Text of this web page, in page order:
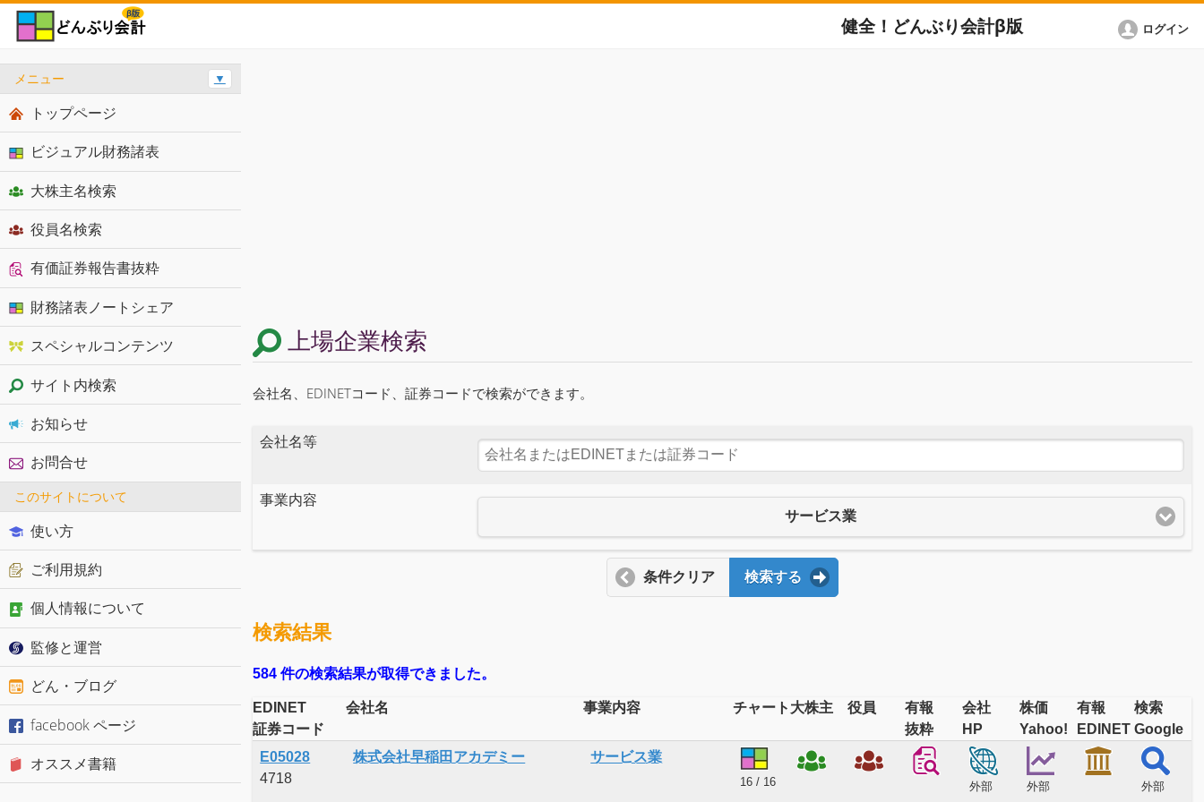
健全！どんぶり会計β版 ログイン
上場企業検索
会社名、EDINETコード、証券コードで検索ができます。
会社名等
事業内容
サービス業
条件クリア 検索する
検索結果
584 件の検索結果が取得できました。
EDINET
証券コード
会社名 事業内容 チャート 大株主 役員
有報
抜粋
会社
HP
株価
Yahoo!
有報
EDINET
検索
Google
E05028
4718
株式会社早稲田アカデミー サービス業
16 / 16 外部 外部 外部
メニュー ▼
トップページ
ビジュアル財務諸表
大株主名検索
役員名検索
有価証券報告書抜粋
財務諸表ノートシェア
スペシャルコンテンツ
サイト内検索
お知らせ
お問合せ
このサイトについて
使い方
ご利用規約
個人情報について
監修と運営
どん・ブログ
facebook ページ
オススメ書籍